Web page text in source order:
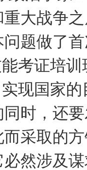
大战争
题做了
考证培训
现国家
时，还
采取的
然涉及